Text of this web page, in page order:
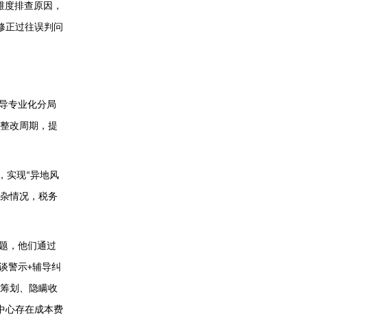
排查原因，
正过往误判问
专业化分局
改周期，提
实现“异地风
情况，税务
，他们通过
警示+辅导纠
划、隐瞒收
心存在成本费